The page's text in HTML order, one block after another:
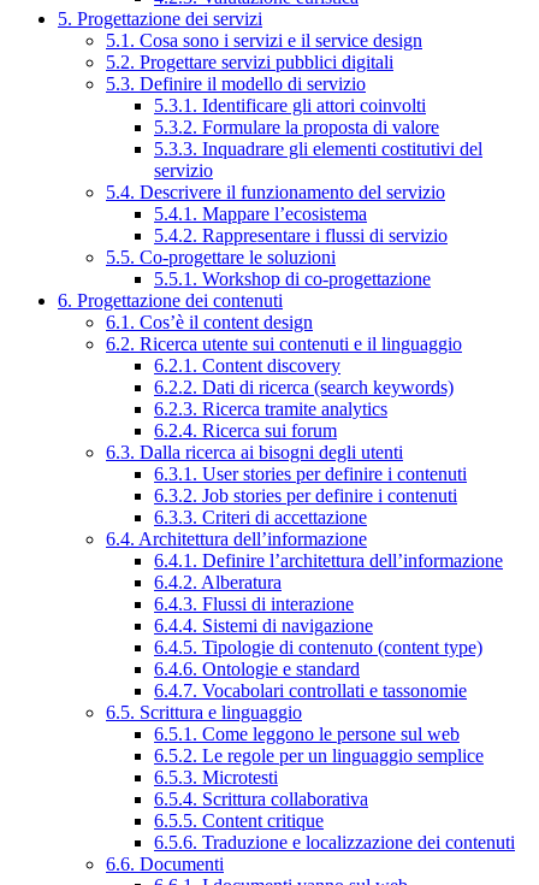
5. Progettazione dei servizi
5.1. Cosa sono i servizi e il service design
5.2. Progettare servizi pubblici digitali
5.3. Definire il modello di servizio
5.3.1. Identificare gli attori coinvolti
5.3.2. Formulare la proposta di valore
5.3.3. Inquadrare gli elementi costitutivi del
servizio
5.4. Descrivere il funzionamento del servizio
5.4.1. Mappare l’ecosistema
5.4.2. Rappresentare i flussi di servizio
5.5. Co-progettare le soluzioni
5.5.1. Workshop di co-progettazione
6. Progettazione dei contenuti
6.1. Cos’è il content design
6.2. Ricerca utente sui contenuti e il linguaggio
6.2.1. Content discovery
6.2.2. Dati di ricerca (search keywords)
6.2.3. Ricerca tramite analytics
6.2.4. Ricerca sui forum
6.3. Dalla ricerca ai bisogni degli utenti
6.3.1. User stories per definire i contenuti
6.3.2. Job stories per definire i contenuti
6.3.3. Criteri di accettazione
6.4. Architettura dell’informazione
6.4.1. Definire l’architettura dell’informazione
6.4.2. Alberatura
6.4.3. Flussi di interazione
6.4.4. Sistemi di navigazione
6.4.5. Tipologie di contenuto (content type)
6.4.6. Ontologie e standard
6.4.7. Vocabolari controllati e tassonomie
6.5. Scrittura e linguaggio
6.5.1. Come leggono le persone sul web
6.5.2. Le regole per un linguaggio semplice
6.5.3. Microtesti
6.5.4. Scrittura collaborativa
6.5.5. Content critique
6.5.6. Traduzione e localizzazione dei contenuti
6.6. Documenti